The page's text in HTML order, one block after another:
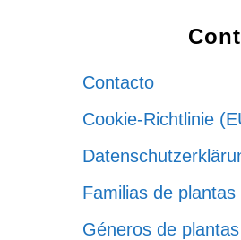
Contacto
Cookie-Richtlinie
Familias de
Géneros de